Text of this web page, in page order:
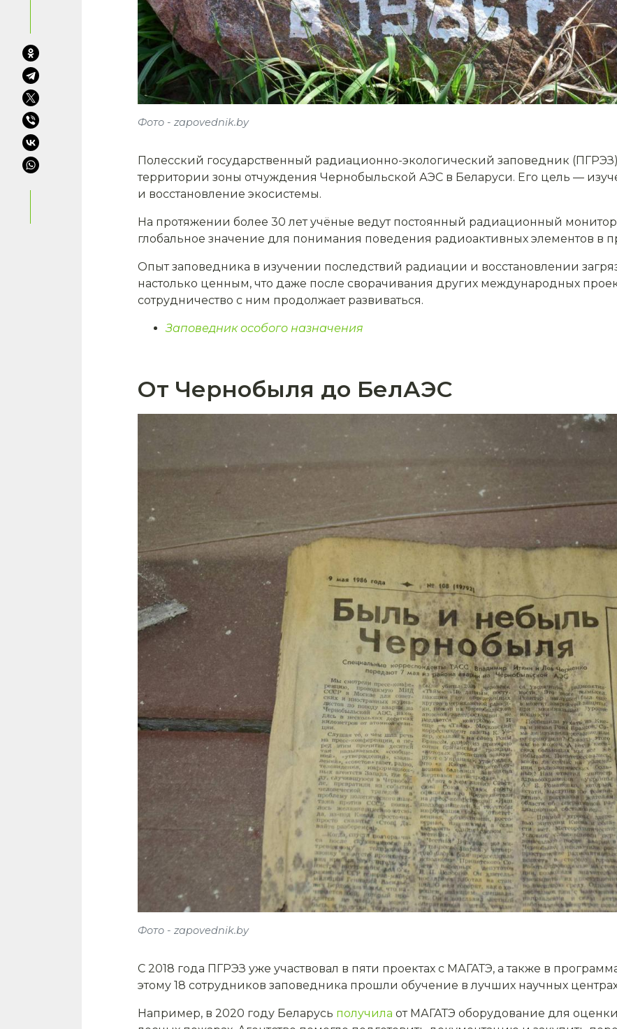
Фото - zapovednik.by
Полесский государственный радиационно-экологический заповедник (ПГРЭЗ)
территории зоны отчуждения Чернобыльской АЭС в Беларуси. Его цель —
и восстановление экосистемы.
На протяжении более 30 лет учёные ведут постоянный радиационный
глобальное значение для понимания поведения радиоактивных элементов в
Опыт заповедника в изучении последствий радиации и восстановлении
настолько ценным, что даже после сворачивания других международных
сотрудничество с ним продолжает развиваться.
Заповедник особого назначения
От Чернобыля до БелАЭС
Фото - zapovednik.by
С 2018 года ПГРЭЗ уже участвовал в пяти проектах с МАГАТЭ, а также в
этому 18 сотрудников заповедника прошли обучение в лучших научных
Например, в 2020 году Беларусь получила от МАГАТЭ оборудование для